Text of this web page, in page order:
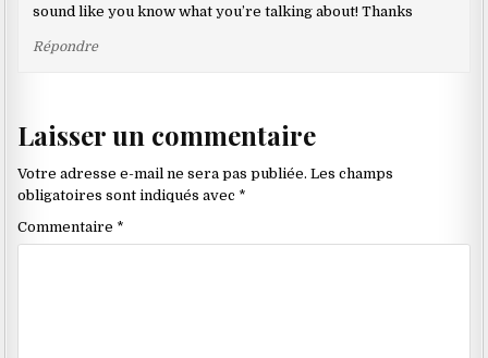
sound like you know what you’re talking about! Thanks
Répondre
Laisser un commentaire
Votre adresse e-mail ne sera pas publiée. Les champs
obligatoires sont indiqués avec *
Commentaire *